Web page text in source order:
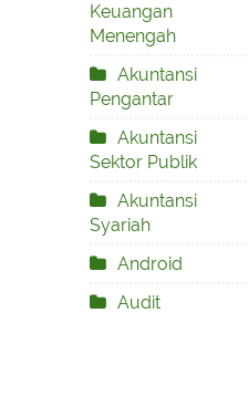
Keuangan
Menengah
Akuntansi
Pengantar
Akuntansi
Sektor Publik
Akuntansi
Syariah
Android
Audit